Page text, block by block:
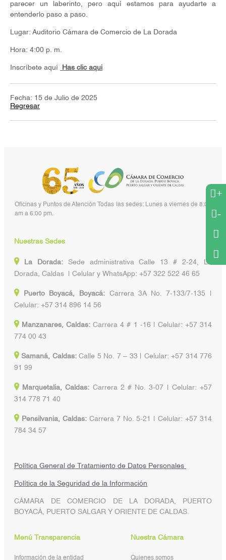
parecer un laberinto, pero aquí estamos para ayudarte a
entenderlo paso a paso.
Lugar: Auditorio Cámara de Comercio de La Dorada
Hora: 4:00 p. m.
Inscríbete aquí Has clic aqui
Fecha: 15 de Julio de 2025
Regresar
+
-
Oficinas y Puntos de Atención Todas las sedes: Lunes a viernes de 8:00
am a 6:00 pm.
Nuestras Sedes
La Dorada:Sede administrativa Calle 13 # 2-24, La
Dorada, Caldas | Celular y WhatsApp: +57 322 522 46 65
Puerto Boyacá, Boyacá:Carrera 3A No. 7-133/7-135 |
Celular: +57 314 896 14 56
Manzanares, Caldas: Carrera 4 # 1 -16 | Celular: +57 314
774 00 43
Samaná, Caldas:Calle 5 No. 7 – 33 | Celular: +57 314 776
91 99
Marquetalia, Caldas: Carrera 2 # No. 3-07 | Celular: +57
314 778 71 40
Pensilvania, Caldas:Carrera 7 No. 5-21 | Celular: +57 314
784 34 57
Política General de Tratamiento de Datos Personales
Política de la Seguridad de la Información
CÁMARA DE COMERCIO DE LA DORADA, PUERTO
BOYACÁ, PUERTO SALGAR Y ORIENTE DE CALDAS.
Menú Transparencia
Información de la entidad
Nuestra Cámara
Quienes somos